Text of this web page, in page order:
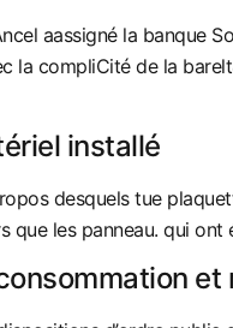
aassigné la banque
la compliCité de la
installé
desquels tue
que les panneau. qui